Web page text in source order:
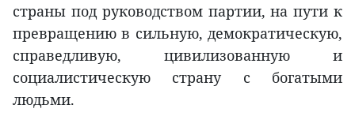
страны под руководством партии, на пути к
превращению в сильную, демократическую,
справедливую, цивилизованную и
социалистическую страну с богатыми
людьми.